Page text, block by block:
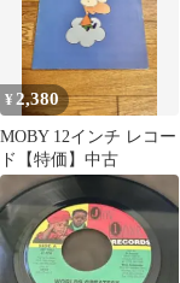
¥ 2,380
MOBY 12インチ レコー
ド【特価】中古